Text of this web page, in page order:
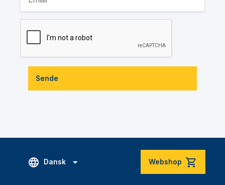
Sende
Dansk Webshop